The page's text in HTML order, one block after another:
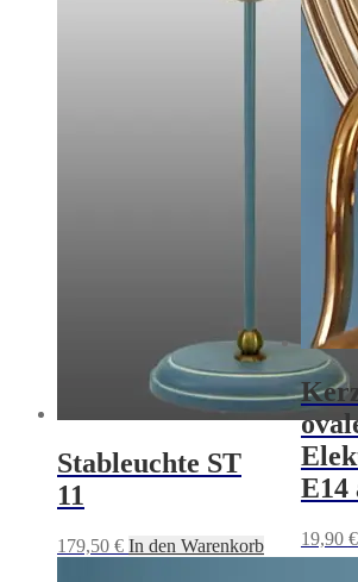
Stableuchte ST
11
179,50 € In den Warenkorb
E14
19,90 €